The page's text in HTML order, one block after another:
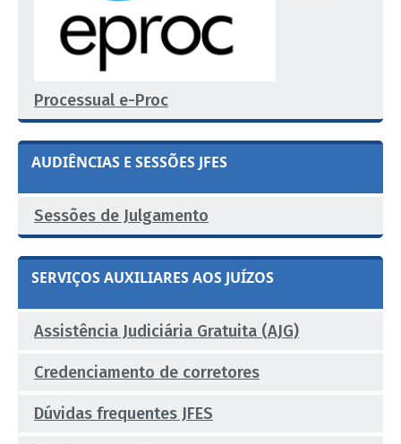
Processual e-Proc
AUDIÊNCIAS E SESSÕES JFES
Sessões de Julgamento
SERVIÇOS AUXILIARES AOS JUÍZOS
Assistência Judiciária Gratuita (AJG)
Credenciamento de corretores
Dúvidas frequentes JFES